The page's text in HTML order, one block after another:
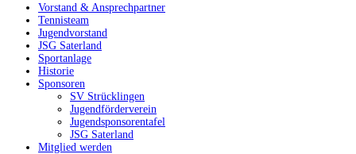
Vorstand & Ansprechpartner
Tennisteam
Jugendvorstand
JSG Saterland
Sportanlage
Historie
Sponsoren
SV Strücklingen
Jugendförderverein
Jugendsponsorentafel
JSG Saterland
Mitglied werden